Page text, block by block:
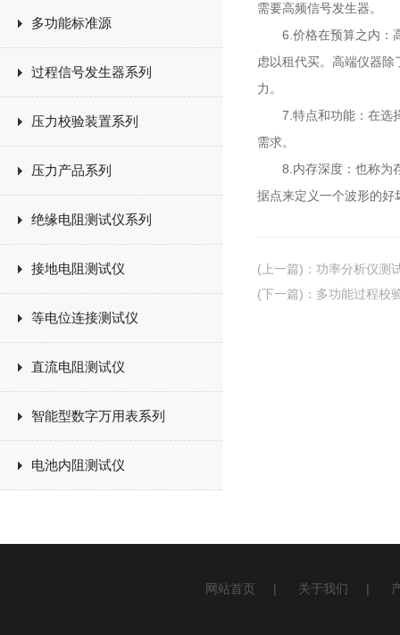
多功能标准源
过程信号发生器系列
压力校验装置系列
压力产品系列
绝缘电阻测试仪系列
接地电阻测试仪
等电位连接测试仪
直流电阻测试仪
智能型数字万用表系列
电池内阻测试仪
需要高频信号发生器。
6.价格在预算之内：高
虑以租代买。高端仪器
力。
7.特点和功能：在选择
需求。
8.内存深度：也称为存
据点来定义一个波形的
(上一篇) ： 功率分析仪测
(下一篇) ： 多功能过程校
网站首页 | 关于我们 |